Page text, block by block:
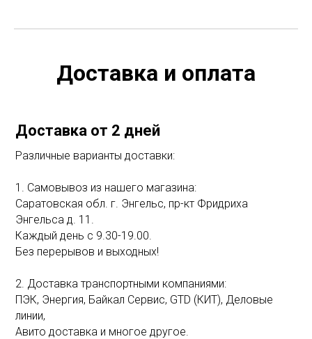
Доставка и оплата
Доставка от 2 дней
Различные варианты доставки:
1. Самовывоз из нашего магазина:
Саратовская обл. г. Энгельс, пр-кт Фридриха
Энгельса д. 11.
Каждый день с 9.30-19.00.
Без перерывов и выходных!
2. Доставка транспортными компаниями:
ПЭК, Энергия, Байкал Сервис, GTD (КИТ), Деловые
линии,
Авито доставка и многое другое.